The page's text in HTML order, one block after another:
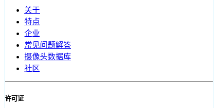
关于
特点
企业
常见问题解答
摄像头数据库
社区
许可证